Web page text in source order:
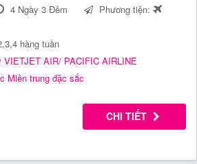
4 Ngày 3 Đêm Phương tiện:
hàng tuần
VIETJET AIR/ PACIFIC AIRLINE
Miền trung đặc sắc
CHI TIẾT